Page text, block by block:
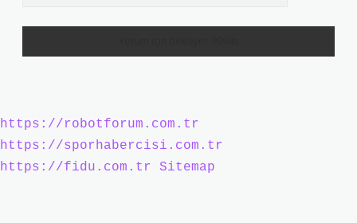
https://robotforum.com.tr
https://sporhabercisi.com.tr
https://fidu.com.tr
Sitemap